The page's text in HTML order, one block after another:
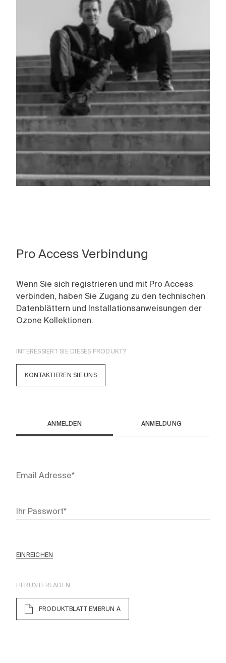
Pro Access Verbindung
Wenn Sie sich registrieren und mit Pro Access
verbinden, haben Sie Zugang zu den technischen
Datenblättern und Installationsanweisungen der
Ozone Kollektionen.
INTERESSIERT SIE DIESES PRODUKT?
KONTAKTIEREN SIE UNS
ANMELDEN ANMELDUNG
EINREICHEN
HERUNTERLADEN
PRODUKTBLATT EMBRUN A